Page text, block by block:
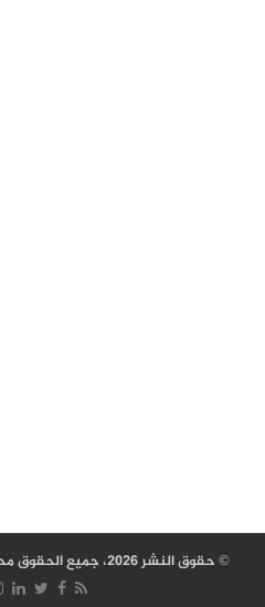
© حقوق النشر 2026، جميع الحقوق محفوظة |